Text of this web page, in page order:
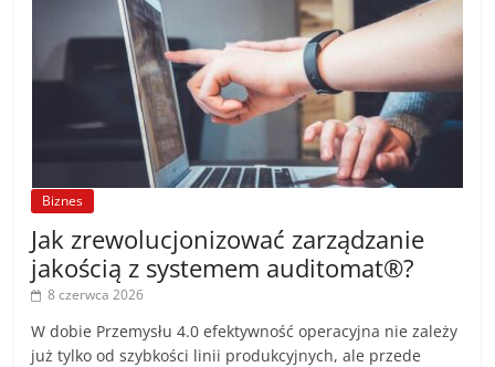
Biznes
Jak zrewolucjonizować zarządzanie
jakością z systemem auditomat®?
8 czerwca 2026
W dobie Przemysłu 4.0 efektywność operacyjna nie zależy
już tylko od szybkości linii produkcyjnych, ale przede